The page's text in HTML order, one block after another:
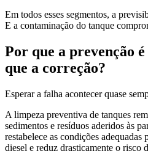
Em todos esses segmentos, a
E a contaminação do tanque
Por que a prevenção
que a correção?
Esperar a falha acontecer quase
A limpeza preventiva de tanques
sedimentos e resíduos aderidos às
restabelece as condições
diesel e reduz drasticamente o risco